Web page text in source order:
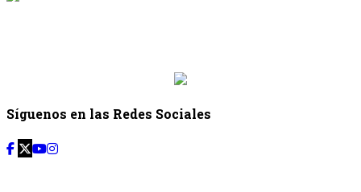
Síguenos en las Redes Sociales